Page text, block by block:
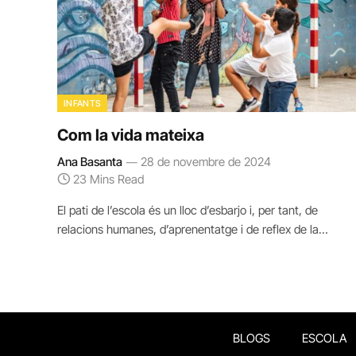
INFANTS
Com la vida mateixa
Ana Basanta
28 de novembre de 2024
23 Mins Read
El pati de l’escola és un lloc d’esbarjo i, per tant, de
relacions humanes, d’aprenentatge i de reflex de la…
BLOGS ESCOLA